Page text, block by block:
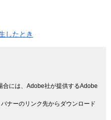
したとき
合には、Adobe社が提供するAdobe
ナーのリンク先からダウンロード